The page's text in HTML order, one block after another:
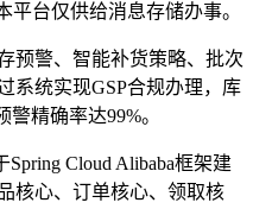
平台仅供给消息存储办事。
警、智能补货策略、批次
系统实现GSP合规办理，库
精确率达99%。
Cloud Alibaba框架建
核心、订单核心、领取核